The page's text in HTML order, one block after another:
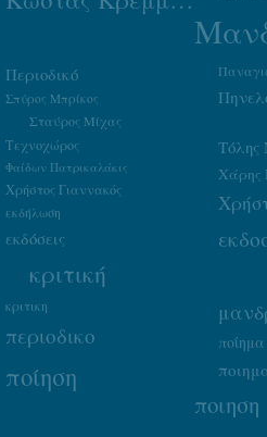
Περιοδικό
Σπύρος Μπρίκος
Σταύρος Μίχας
Τεχνοχώρος
Τόλης
Φαίδων Πατρικαλάκις Χάρης
Χρήστος Γιαννακός
εκδήλωση
εκδόσεις
κριτική
κριτικη
περιοδικο ποίημα
ποίηση
ποιηση